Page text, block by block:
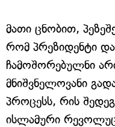
მათი ცნობით,
რომ პრეზიდენტი
ჩამოშორებულნი
მნიშვნელოვანი
პროცესს, რის
ისლამური